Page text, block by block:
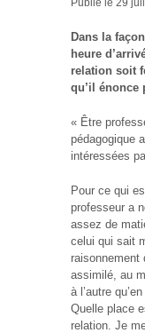
Publié le 29
Dans la
heure
relation soit
qu’il énonce
« Être
pédagogique
intéressées
Pour ce qui
professeur a
assez de
celui qui sait
raisonnement
assimilé, au
à l’autre
Quelle place
relation. Je